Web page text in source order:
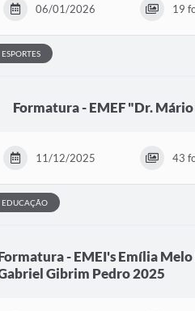
06/01/2026 19
ESPORTES
Formatura - EMEF "Dr.
11/12/2025 43
EDUCAÇÃO
- EMEI's Emília
Gibrim Pedro 2025